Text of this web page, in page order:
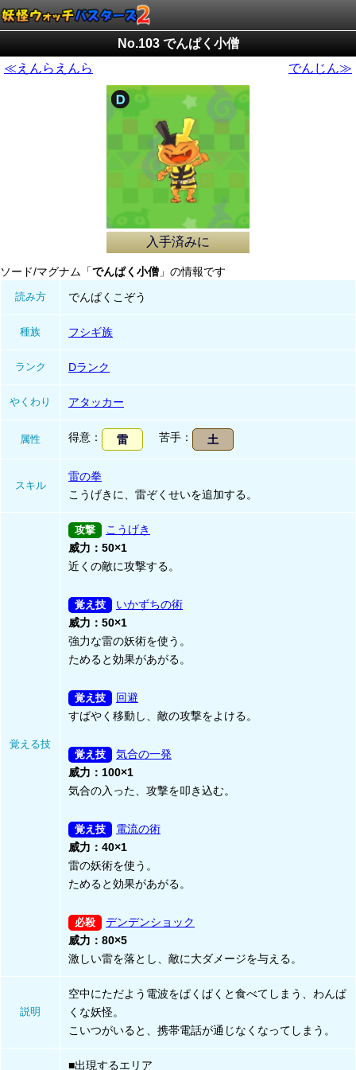
No.103 でんぱく小僧
≪えんらえんら
でんじん≫
入手済みに
ソード/マグナム「 でんぱく小僧 」の情報です
読み方 でんぱくこぞう
種族 フシギ族
ランク Dランク
やくわり アタッカー
属性 得意 雷 苦手 土
スキル
雷の拳
こうげきに、雷ぞくせいを追加する。
覚える技
こうげき
威力：50×1
近くの敵に攻撃する。
いかずちの術
威力：50×1
強力な雷の妖術を使う。
ためると効果があがる。
回避
すばやく移動し、敵の攻撃をよける。
気合の一発
威力：100×1
気合の入った、攻撃を叩き込む。
電流の術
威力：40×1
雷の妖術を使う。
ためると効果があがる。
デンデンショック
威力：80×5
激しい雷を落とし、敵に大ダメージを与える。
説明
空中にただよう電波をぱくぱくと食べてしまう、わんぱ
くな妖怪。
こいつがいると、携帯電話が通じなくなってしまう。
■出現するエリア